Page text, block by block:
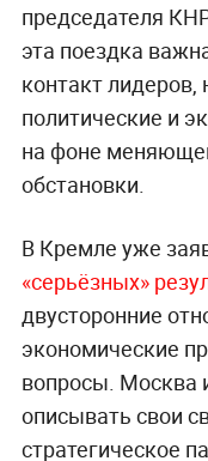
председателя
эта поездка
контакт лидеров,
политические и
на фоне
обстановки.
В Кремле уже
«серьёзных»
двусторонние
экономические
вопросы. Москва
описывать свои
стратегическое